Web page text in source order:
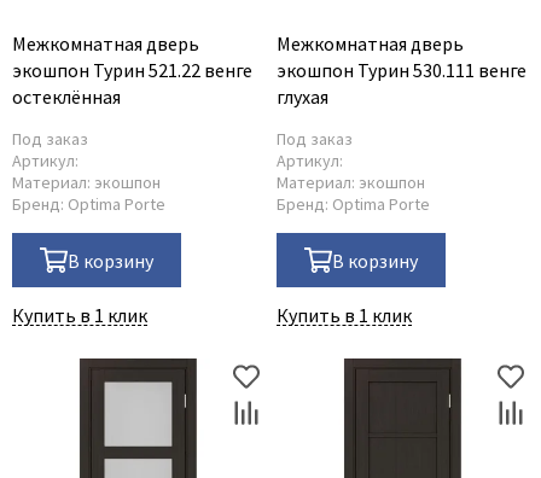
Межкомнатная дверь
экошпон Турин 521.22 венге
остеклённая
Под заказ
Артикул:
Материал: экошпон
Бренд: Optima Porte
В корзину
Купить в 1 клик
Межкомнатная дверь
экошпон Турин 530.111 венге
глухая
Под заказ
Артикул:
Материал: экошпон
Бренд: Optima Porte
В корзину
Купить в 1 клик